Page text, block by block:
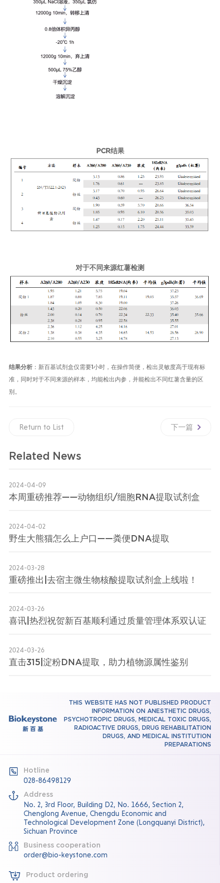
PCR结果
对于不同来源红薯检测
结果分析：新百基试剂盒仅需要1小时，在操作简便，检出灵敏度高于现有标
准，同时对于不同来源的样本，均能检出内参，并能检出不同红薯含量的区
别。
Return to List 下一篇
Related News
2024-04-09
本周重磅推荐——动物组织/细胞RNA提取试剂盒
2024-04-02
野生大熊猫怎么上户口——粪便DNA提取
2024-03-28
重磅推出|去宿主微生物核酸提取试剂盒上线啦！
2024-03-26
喜讯|热烈祝贺新百基顺利通过质量管理体系双认证
2024-03-26
直击315|淀粉DNA提取，助力植物源属性鉴别
THIS WEBSITE HAS NOT PUBLISHED PRODUCT
INFORMATION ON ANESTHETIC DRUGS,
PSYCHOTROPIC DRUGS, MEDICAL TOXIC DRUGS,
RADIOACTIVE DRUGS, DRUG REHABILITATION
DRUGS, AND MEDICAL INSTITUTION
PREPARATIONS
Hotline
028-86498129
Address
No. 2, 3rd Floor, Building D2, No. 1666, Section 2,
Chenglong Avenue, Chengdu Economic and
Technological Development Zone (Longquanyi District),
Sichuan Province
Business cooperation
order@bio-keystone.com
Product ordering